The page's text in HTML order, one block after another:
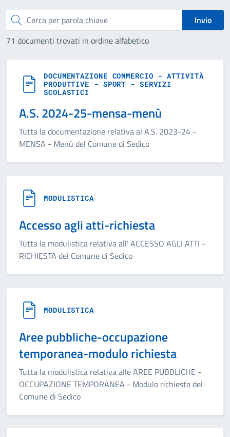
Cerca
Invio
71 documenti trovati in ordine alfabetico
DOCUMENTAZIONE COMMERCIO - ATTIVITÀ
PRODUTTIVE - SPORT - SERVIZI
SCOLASTICI
A.S. 2024-25-mensa-menù
Tutta la documentazione relativa al A.S. 2023-24 -
MENSA - Menù del Comune di Sedico
MODULISTICA
Accesso agli atti-richiesta
Tutta la modulistica relativa all' ACCESSO AGLI ATTI -
RICHIESTA del Comune di Sedico
MODULISTICA
Aree pubbliche-occupazione
temporanea-modulo richiesta
Tutta la modulistica relativa alle AREE PUBBLICHE -
OCCUPAZIONE TEMPORANEA - Modulo richiesta del
Comune di Sedico